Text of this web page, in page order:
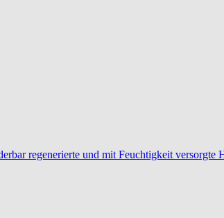
regenerierte und mit Feuchtigkeit versorgte